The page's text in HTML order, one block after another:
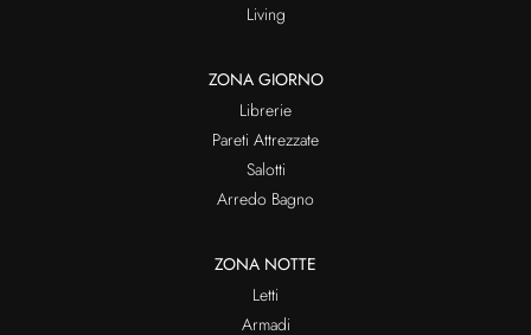
Living
ZONA GIORNO
Librerie
Pareti Attrezzate
Salotti
Arredo Bagno
ZONA NOTTE
Letti
Armadi